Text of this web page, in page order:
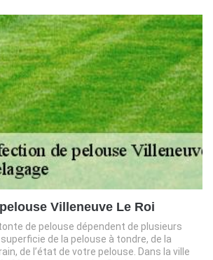
Villeneuve Le Roi
de pelouse dépendent de plusieurs
de la pelouse à tondre, de la
de l’état de votre pelouse. Dans la ville